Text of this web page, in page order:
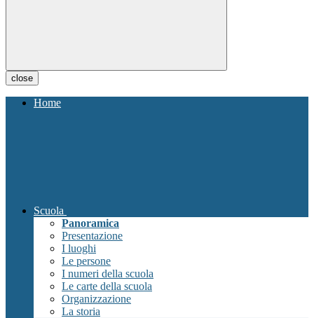
close
Home
Scuola
Panoramica
Presentazione
I luoghi
Le persone
I numeri della scuola
Le carte della scuola
Organizzazione
La storia